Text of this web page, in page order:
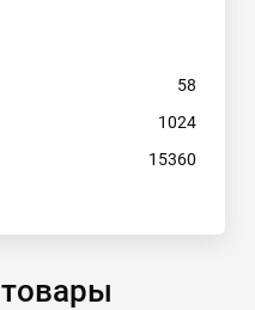
58
1024
15360